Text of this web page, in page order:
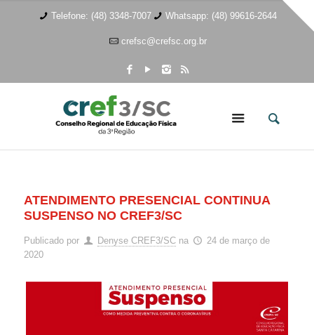
Telefone: (48) 3348-7007 Whatsapp: (48) 99616-2644
crefsc@crefsc.org.br
ATENDIMENTO PRESENCIAL CONTINUA
SUSPENSO NO CREF3/SC
Publicado por Denyse CREF3/SC na
24 de março de
2020